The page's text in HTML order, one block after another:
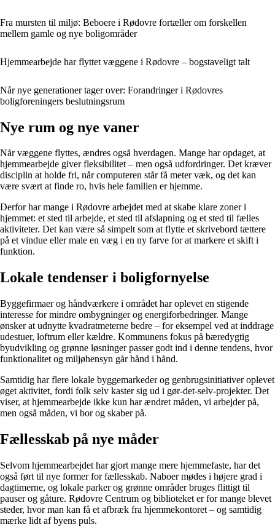
Fra mursten til miljø: Beboere i Rødovre fortæller om forskellen
mellem gamle og nye boligområder
Hjemmearbejde har flyttet væggene i Rødovre – bogstaveligt talt
Når nye generationer tager over: Forandringer i Rødovres
boligforeningers beslutningsrum
Nye rum og nye vaner
Når væggene flyttes, ændres også hverdagen. Mange har opdaget, at
hjemmearbejde giver fleksibilitet – men også udfordringer. Det kræver
disciplin at holde fri, når computeren står få meter væk, og det kan
være svært at finde ro, hvis hele familien er hjemme.
Derfor har mange i Rødovre arbejdet med at skabe klare zoner i
hjemmet: et sted til arbejde, et sted til afslapning og et sted til fælles
aktiviteter. Det kan være så simpelt som at flytte et skrivebord tættere
på et vindue eller male en væg i en ny farve for at markere et skift i
funktion.
Lokale tendenser i boligfornyelse
Byggefirmaer og håndværkere i området har oplevet en stigende
interesse for mindre ombygninger og energiforbedringer. Mange
ønsker at udnytte kvadratmeterne bedre – for eksempel ved at inddrage
udestuer, loftrum eller kældre. Kommunens fokus på bæredygtig
byudvikling og grønne løsninger passer godt ind i denne tendens, hvor
funktionalitet og miljøhensyn går hånd i hånd.
Samtidig har flere lokale byggemarkeder og genbrugsinitiativer oplevet
øget aktivitet, fordi folk selv kaster sig ud i gør-det-selv-projekter. Det
viser, at hjemmearbejde ikke kun har ændret måden, vi arbejder på,
men også måden, vi bor og skaber på.
Fællesskab på nye måder
Selvom hjemmearbejdet har gjort mange mere hjemmefaste, har det
også ført til nye former for fællesskab. Naboer mødes i højere grad i
dagtimerne, og lokale parker og grønne områder bruges flittigt til
pauser og gåture. Rødovre Centrum og biblioteket er for mange blevet
steder, hvor man kan få et afbræk fra hjemmekontoret – og samtidig
mærke lidt af byens puls.